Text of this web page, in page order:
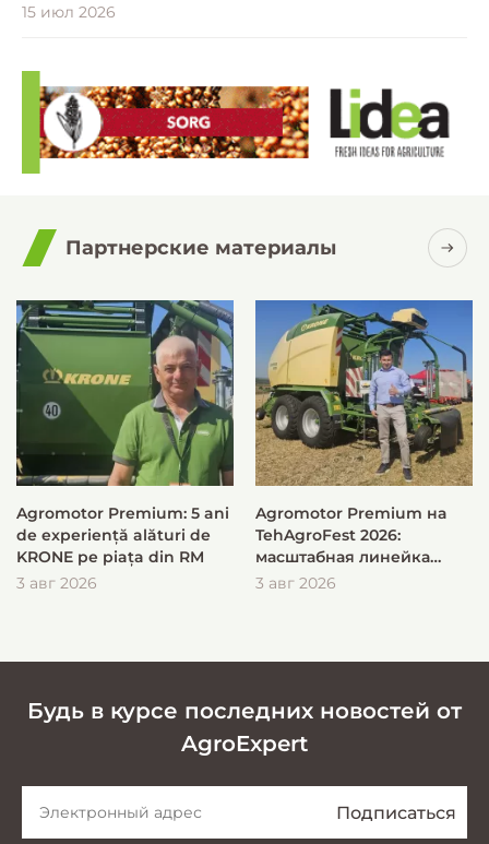
15 июл 2026
Партнерские материалы
Agromotor Premium: 5 ani
de experiență alături de
KRONE pe piața din RM
3 авг 2026
Agromotor Premium на
TehAgroFest 2026:
масштабная линейка
KRONE для быстрой и
3 авг 2026
Будь в курсе последних новостей от
AgroExpert